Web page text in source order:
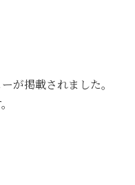
が掲載されました。